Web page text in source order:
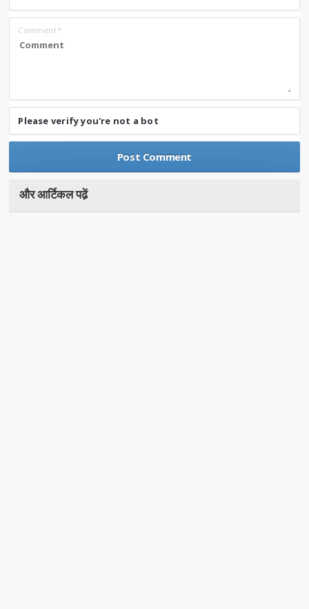
Comment*
Please verify you're not a bot
और आर्टिकल पढे़ं